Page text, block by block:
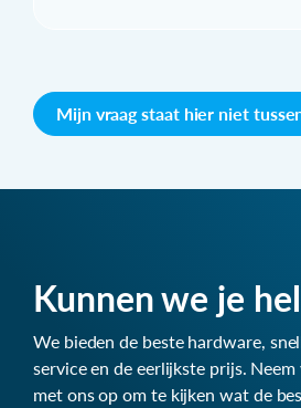
Mijn vraag staat hier niet
Kunnen we je
We bieden de beste hardware,
service en de eerlijkste prijs.
met ons op om te kijken wat de